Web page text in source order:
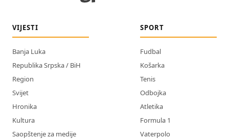
VIJESTI
Banja Luka
Republika Srpska / BiH
Region
Svijet
Hronika
Kultura
Saopštenje za medije
SPORT
Fudbal
Košarka
Tenis
Odbojka
Atletika
Formula 1
Vaterpolo